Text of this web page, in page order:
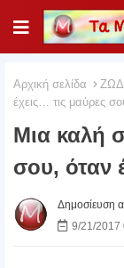
Αρχική σελίδα
έχεις… τις μαύρες
Μια καλή
σου, όταν
Δημοσίευση
9/21/2017